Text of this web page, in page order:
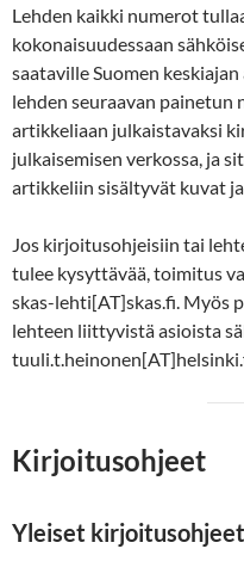
Lehden kaikki numerot
kokonaisuudessaan
saataville Suomen
lehden seuraavan painetun
artikkeliaan julkaistavaksi
julkaisemisen verkossa, ja
artikkeliin sisältyvät kuvat
Jos kirjoitusohjeisiin tai
tulee kysyttävää, toimitus
skas-lehti[AT]skas.fi. Myös
lehteen liittyvistä asioista
Kirjoitusohjeet
Yleiset kirjoitusohjeet